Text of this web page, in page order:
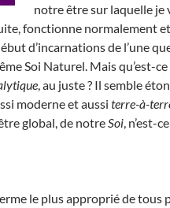
notre être sur laquelle je
fonctionne normalement
d’incarnations de l’une
Soi Naturel. Mais qu’est-ce
, au juste ? Il semble
moderne et aussi terre-à-
global, de notre Soi , n’est-
le plus approprié de tous